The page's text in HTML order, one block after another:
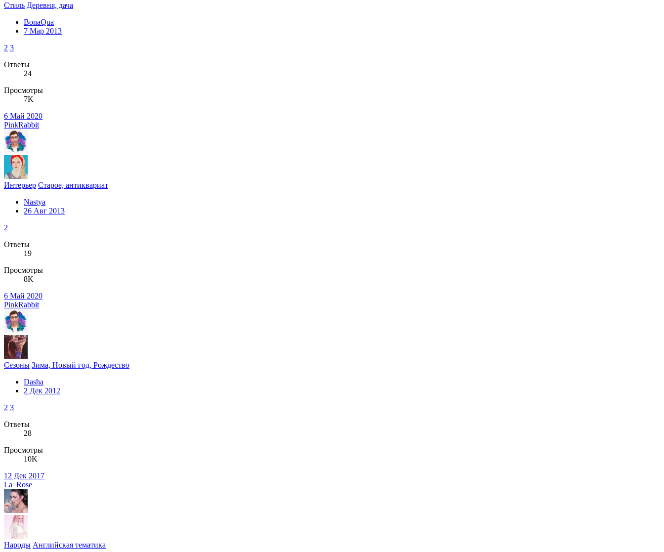
Стиль Деревня, дача
BonaQua
7 Мар 2013
2 3
Ответы
24
Просмотры
7K
6 Май 2020
PinkRabbit
Интерьер Старое, антиквариат
Nastya
26 Авг 2013
2
Ответы
19
Просмотры
8K
6 Май 2020
PinkRabbit
Сезоны Зима, Новый год, Рождество
Dasha
2 Дек 2012
2 3
Ответы
28
Просмотры
10K
12 Дек 2017
La_Rose
Народы Английская тематика